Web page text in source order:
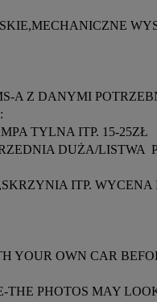
A Z DANYMI
YOUR OWN CAR
THE PHOTOS MAY